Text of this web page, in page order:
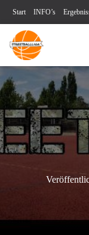
Start INFO’s